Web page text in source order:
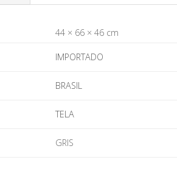
44 × 66 × 46 cm
IMPORTADO
BRASIL
TELA
GRIS